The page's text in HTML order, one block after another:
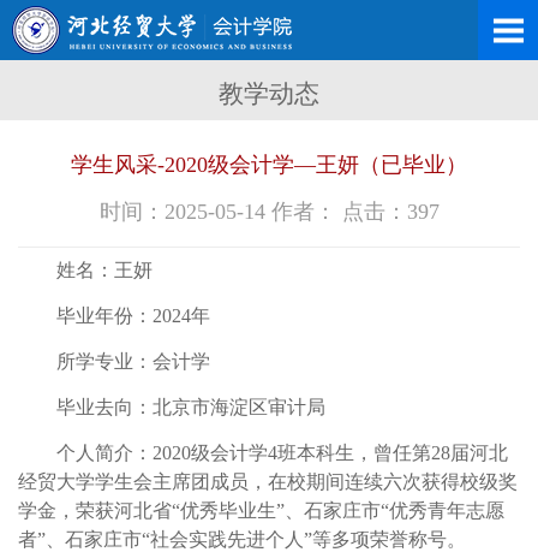
教学动态
学生风采-2020级会计学—王妍（已毕业）
时间：2025-05-14 作者： 点击： 397
姓名：王妍
毕业年份：2024年
所学专业：会计学
毕业去向：北京市海淀区审计局
个人简介：2020级会计学4班本科生，曾任第28届河北
经贸大学学生会主席团成员，在校期间连续六次获得校级奖
学金，荣获河北省“优秀毕业生”、石家庄市“优秀青年志愿
者”、石家庄市“社会实践先进个人”等多项荣誉称号。